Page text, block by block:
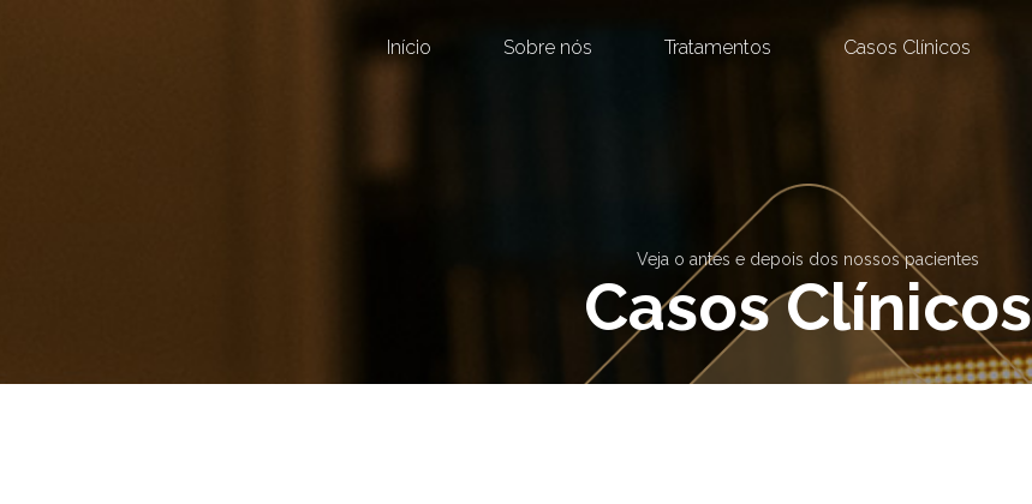
Início Sobre nós Tratamentos Casos Clínicos
Veja o antes e depois dos nossos pacientes
Casos Clínicos